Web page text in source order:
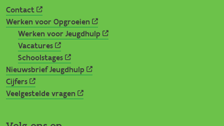
Contact
Werken voor Opgroeien
Werken voor Jeugdhulp
Vacatures
Schoolstages
Nieuwsbrief Jeugdhulp
Cijfers
Veelgestelde vragen